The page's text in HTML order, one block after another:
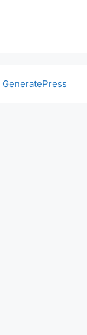
GeneratePress